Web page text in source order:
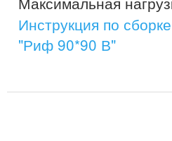
Инструкция по
"Риф 90*90 В"